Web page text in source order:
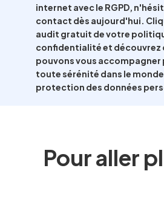
internet avec le RGPD,
contact dès aujourd'hui.
audit gratuit de votre
confidentialité et découvrez
pouvons vous accompagner
toute sérénité dans le monde
protection des données
Pour aller